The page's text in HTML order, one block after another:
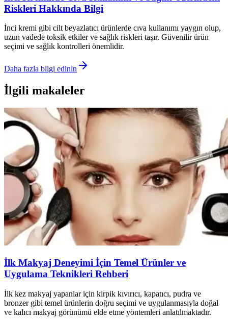
Riskleri Hakkında Bilgi
İnci kremi gibi cilt beyazlatıcı ürünlerde cıva kullanımı yaygın olup,
uzun vadede toksik etkiler ve sağlık riskleri taşır. Güvenilir ürün
seçimi ve sağlık kontrolleri önemlidir.
Daha fazla bilgi edinin
İlgili makaleler
İlk Makyaj Deneyimi İçin Temel Ürünler ve
Uygulama Teknikleri Rehberi
İlk kez makyaj yapanlar için kirpik kıvırıcı, kapatıcı, pudra ve
bronzer gibi temel ürünlerin doğru seçimi ve uygulanmasıyla doğal
ve kalıcı makyaj görünümü elde etme yöntemleri anlatılmaktadır.